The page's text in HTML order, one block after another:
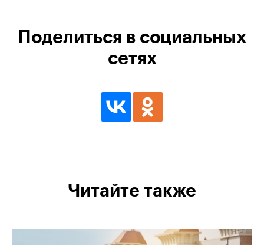
Поделиться в социальных
сетях
Читайте также